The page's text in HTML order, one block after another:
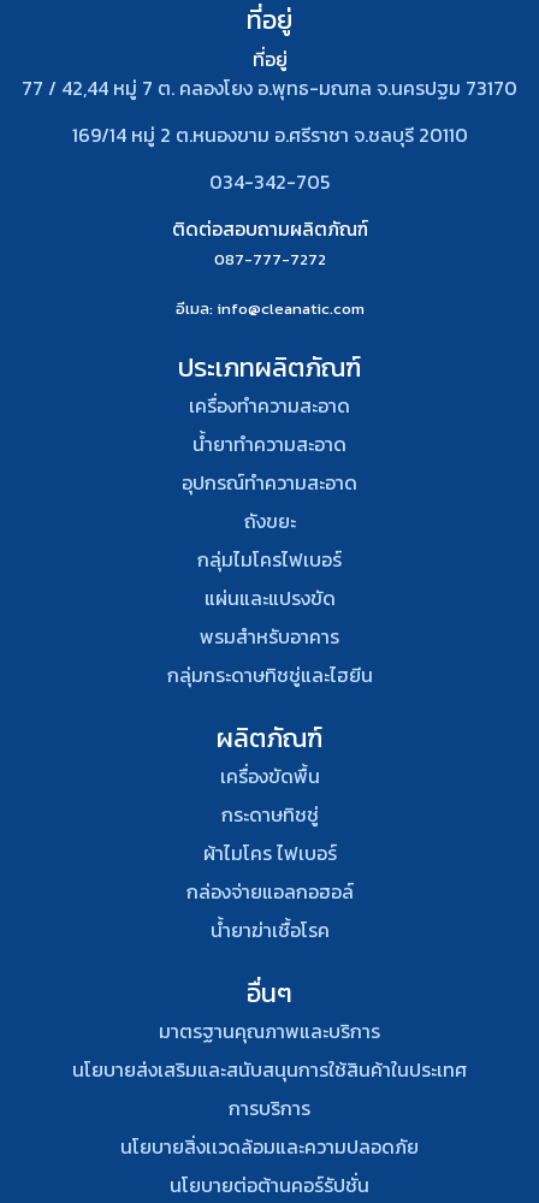
ที่อยู่
ที่อยู่
77 / 42,44 หมู่ 7 ต. คลองโยง อ.พุทธ-มณฑล จ.นครปฐม 73170
169/14 หมู่ 2 ต.หนองขาม อ.ศรีราชา จ.ชลบุรี 20110
034-342-705
ติดต่อสอบถามผลิตภัณฑ์
087-777-7272
อีเมล: info@cleanatic.com
ประเภทผลิตภัณฑ์
เครื่องทำความสะอาด
น้ำยาทำความสะอาด
อุปกรณ์ทําความสะอาด
ถังขยะ
กลุ่มไมโครไฟเบอร์
แผ่นและแปรงขัด
พรมสําหรับอาคาร
กลุ่มกระดาษทิชชู่และไฮยีน
ผลิตภัณฑ์
เครื่องขัดพื้น
กระดาษทิชชู่
ผ้าไมโคร ไฟเบอร์
กล่องจ่ายแอลกอฮอล์
น้ำยาฆ่าเชื้อโรค
อื่นๆ
มาตรฐานคุณภาพและบริการ
นโยบายส่งเสริมและสนับสนุนการใช้สินค้าในประเทศ
การบริการ
นโยบายสิ่งเเวดล้อมและความปลอดภัย
นโยบายต่อต้านคอร์รัปชั่น